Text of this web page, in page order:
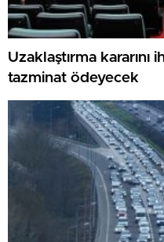
Uzaklaştırma kararını
tazminat ödeyecek